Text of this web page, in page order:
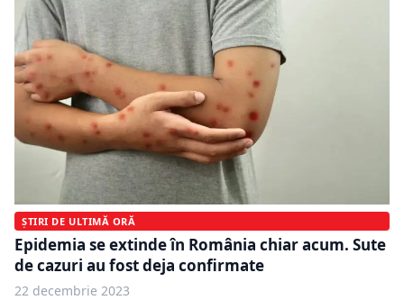
ȘTIRI DE ULTIMĂ ORĂ
Epidemia se extinde în România chiar acum. Sute
de cazuri au fost deja confirmate
22 decembrie 2023